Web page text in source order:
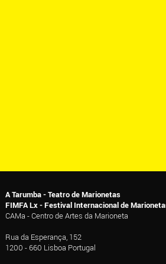
A Tarumba - Teatro de Marionetas
FIMFA Lx - Festival Internacional de
CAMa - Centro de Artes da Marioneta
Rua da Esperança, 152
1200 - 660 Lisboa Portugal